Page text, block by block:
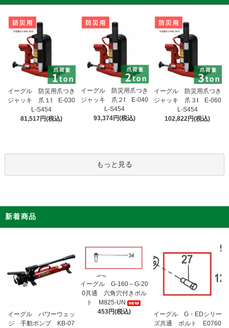
イーグル 防災用爪つき
ジャッキ 爪１t E-030
L-S454
81,517円(税込)
イーグル 防災用爪つき
ジャッキ 爪２t E-040
L-S454
93,374円(税込)
イーグル 防災用爪つき
ジャッキ 爪３t E-060
L-S454
102,822円(税込)
もっと見る
新着商品
イーグル パワーウェッ
ジ 手動ポンプ KB-07
イーグル G-160～G-20
0共通 六角穴付きボル
ト M825-UN
453円(税込)
イーグル G・EDシリー
ズ共通 ボルト E0760